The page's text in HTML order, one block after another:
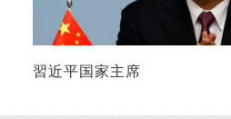
習近平国家主席